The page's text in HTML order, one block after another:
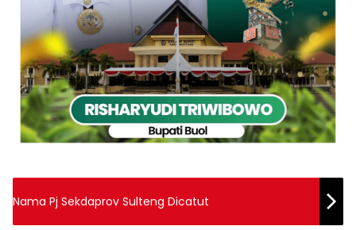
Nama Pj Sekdaprov Sulteng Dicatut